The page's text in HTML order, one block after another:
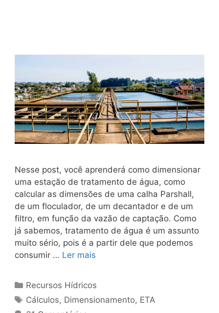
Nesse post, você aprenderá como dimensionar
uma estação de tratamento de água, como
calcular as dimensões de uma calha Parshall,
de um floculador, de um decantador e de um
filtro, em função da vazão de captação. Como
já sabemos, tratamento de água é um assunto
muito sério, pois é a partir dele que podemos
consumir … Ler mais
Recursos Hídricos
Cálculos, Dimensionamento, ETA